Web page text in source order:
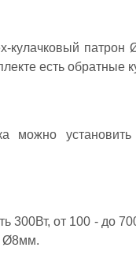
кулачковый
есть обратные
можно
300Вт, от 100 - до
Ø8мм.